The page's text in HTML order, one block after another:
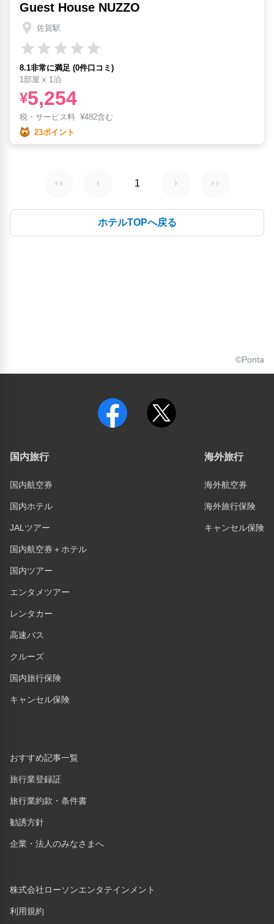
Guest House NUZZO
佐賀駅
8.1非常に満足 (0件口コミ)
1部屋 x 1泊
¥5,254
税・サービス料 ¥482含む
23ポイント
1
ホテルTOPへ戻る
©Ponta
国内旅行
国内航空券
国内ホテル
JALツアー
国内航空券＋ホテル
国内ツアー
エンタメツアー
レンタカー
高速バス
クルーズ
国内旅行保険
キャンセル保険
おすすめ記事一覧
旅行業登録証
旅行業約款・条件書
勧誘方針
企業・法人のみなさまへ
株式会社ローソンエンタテインメント
利用規約
海外旅行
海外航空券
海外旅行保険
キャンセル保険